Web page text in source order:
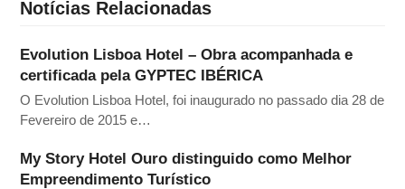
Notícias Relacionadas
Evolution Lisboa Hotel – Obra acompanhada e
certificada pela GYPTEC IBÉRICA
O Evolution Lisboa Hotel, foi inaugurado no passado dia 28 de
Fevereiro de 2015 e…
My Story Hotel Ouro distinguido como Melhor
Empreendimento Turístico